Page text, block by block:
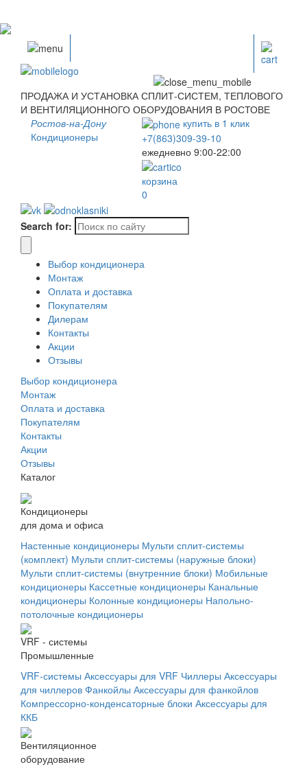
ПРОДАЖА И УСТАНОВКА СПЛИТ-СИСТЕМ, ТЕПЛОВОГО
И ВЕНТИЛЯЦИОННОГО ОБОРУДОВАНИЯ В РОСТОВЕ
Ростов-на-Дону
Кондиционеры
купить в 1 клик
+7(863)309-39-10
ежедневно 9:00-22:00
корзина
0
Search for:
Выбор кондиционера
Монтаж
Оплата и доставка
Покупателям
Дилерам
Контакты
Акции
Отзывы
Выбор кондиционера
Монтаж
Оплата и доставка
Покупателям
Контакты
Акции
Отзывы
Каталог
Кондиционеры
для дома и офиса
Настенные кондиционеры Мульти сплит-системы
(комплект) Мульти сплит-системы (наружные блоки)
Мульти сплит-системы (внутренние блоки) Мобильные
кондиционеры Кассетные кондиционеры Канальные
кондиционеры Колонные кондиционеры Напольно-
потолочные кондиционеры
VRF - системы
Промышленные
VRF-системы Аксессуары для VRF Чиллеры Аксессуары
для чиллеров Фанкойлы Аксессуары для фанкойлов
Компрессорно-конденсаторные блоки Аксессуары для
ККБ
Вентиляционное
оборудование